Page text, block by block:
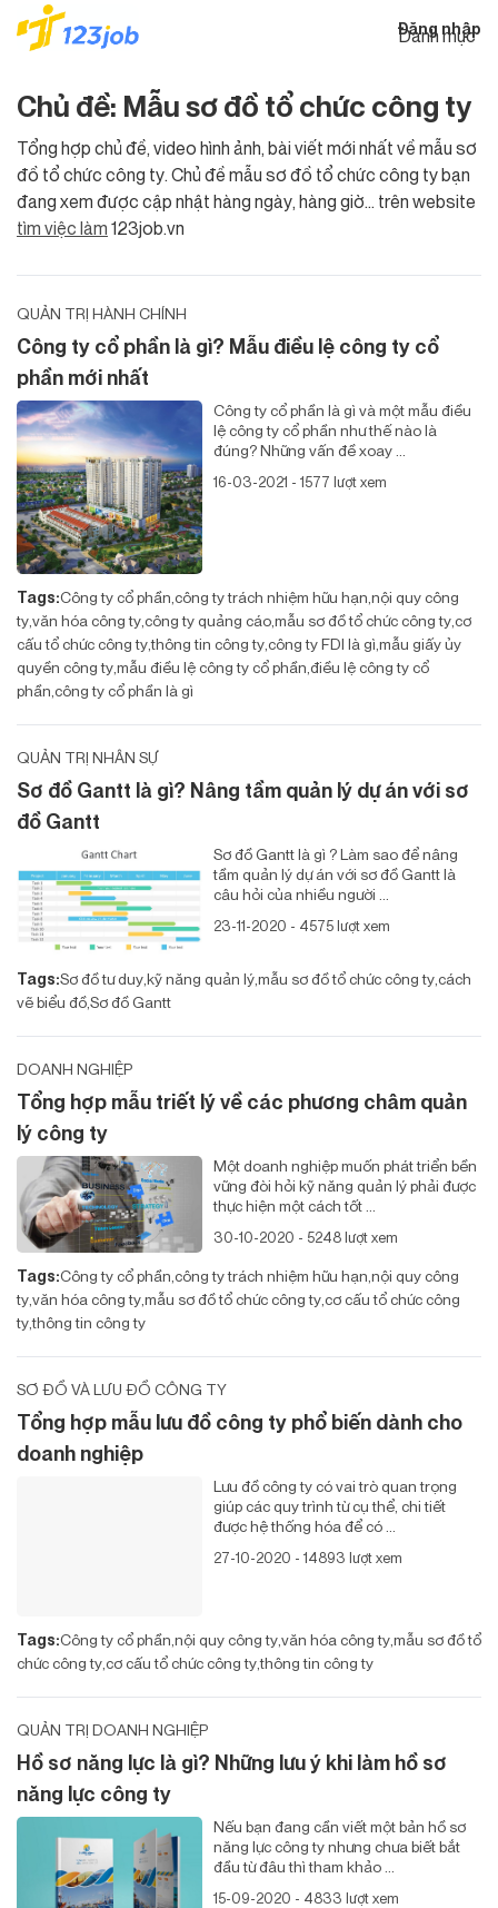
Đăng nhập
Danh mục
Chủ đề: Mẫu sơ đồ tổ chức công ty
Tổng hợp chủ đề, video hình ảnh, bài viết mới nhất về mẫu sơ
đồ tổ chức công ty. Chủ đề mẫu sơ đồ tổ chức công ty bạn
đang xem được cập nhật hàng ngày, hàng giờ... trên website
tìm việc làm123job.vn
QUẢN TRỊ HÀNH CHÍNH
Công ty cổ phần là gì? Mẫu điều lệ công ty cổ
phần mới nhất
Công ty cổ phần là gì và một mẫu điều
lệ công ty cổ phần như thế nào là
đúng? Những vấn đề xoay ...
16-03-2021 - 1577 lượt xem
Tags:Công ty cổ phầncông ty trách nhiệm hữu hạnnội quy công
tyvăn hóa công tycông ty quảng cáomẫu sơ đồ tổ chức công tycơ
cấu tổ chức công tythông tin công tycông ty FDI là gìmẫu giấy ủy
quyền công tymẫu điều lệ công ty cổ phầnđiều lệ công ty cổ
phầncông ty cổ phần là gì
QUẢN TRỊ NHÂN SỰ
Sơ đồ Gantt là gì? Nâng tầm quản lý dự án với sơ
đồ Gantt
Sơ đồ Gantt là gì ? Làm sao để nâng
tầm quản lý dự án với sơ đồ Gantt là
câu hỏi của nhiều người ...
23-11-2020 - 4575 lượt xem
Tags:Sơ đồ tư duykỹ năng quản lýmẫu sơ đồ tổ chức công tycách
vẽ biểu đồSơ đồ Gantt
DOANH NGHIỆP
Tổng hợp mẫu triết lý về các phương châm quản
lý công ty
Một doanh nghiệp muốn phát triển bền
vững đòi hỏi kỹ năng quản lý phải được
thực hiện một cách tốt ...
30-10-2020 - 5248 lượt xem
Tags:Công ty cổ phầncông ty trách nhiệm hữu hạnnội quy công
tyvăn hóa công tymẫu sơ đồ tổ chức công tycơ cấu tổ chức công
tythông tin công ty
SƠ ĐỒ VÀ LƯU ĐỒ CÔNG TY
Tổng hợp mẫu lưu đồ công ty phổ biến dành cho
doanh nghiệp
Lưu đồ công ty có vai trò quan trọng
giúp các quy trình từ cụ thể, chi tiết
được hệ thống hóa để có ...
27-10-2020 - 14893 lượt xem
Tags:Công ty cổ phầnnội quy công tyvăn hóa công tymẫu sơ đồ tổ
chức công tycơ cấu tổ chức công tythông tin công ty
QUẢN TRỊ DOANH NGHIỆP
Hồ sơ năng lực là gì? Những lưu ý khi làm hồ sơ
năng lực công ty
Nếu bạn đang cần viết một bản hồ sơ
năng lực công ty nhưng chưa biết bắt
đầu từ đâu thì tham khảo ...
15-09-2020 - 4833 lượt xem